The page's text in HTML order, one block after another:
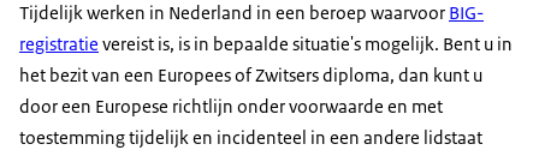
Tijdelijk werken in Nederland in een beroep waarvoor BIG-
registratie vereist is, is in bepaalde situatie's mogelijk. Bent u in
het bezit van een Europees of Zwitsers diploma, dan kunt u
door een Europese richtlijn onder voorwaarde en met
toestemming tijdelijk en incidenteel in een andere lidstaat